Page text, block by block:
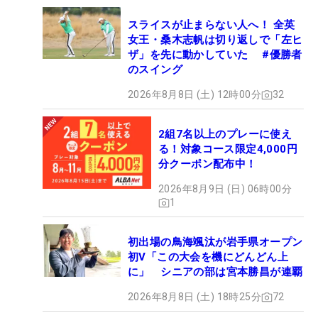
スライスが止まらない人へ！ 全英
女王・桑木志帆は切り返しで「左ヒ
ザ」を先に動かしていた #優勝者
のスイング
2026年8月8日 (土) 12時00分 32
2組7名以上のプレーに使え
る！対象コース限定4,000円
分クーポン配布中！
2026年8月9日 (日) 06時00分
1
初出場の鳥海颯汰が岩手県オープン
初V「この大会を機にどんどん上
に」 シニアの部は宮本勝昌が連覇
2026年8月8日 (土) 18時25分 72